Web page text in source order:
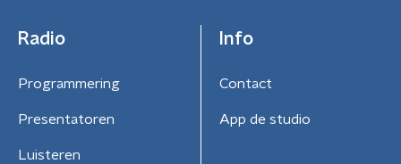
Radio
Programmering
Presentatoren
Luisteren
Info
Contact
App de studio